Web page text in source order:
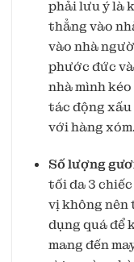
phải lưu ý là
thẳng vào
vào nhà
phước đức
nhà mình
tác động xấu
với hàng xóm.
Số lượng
tối đa 3
vị không nên
dụng quá để
mang đến